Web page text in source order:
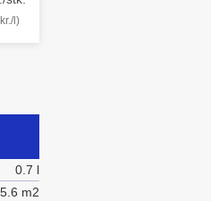
l)
0.7 l
5.6 m2